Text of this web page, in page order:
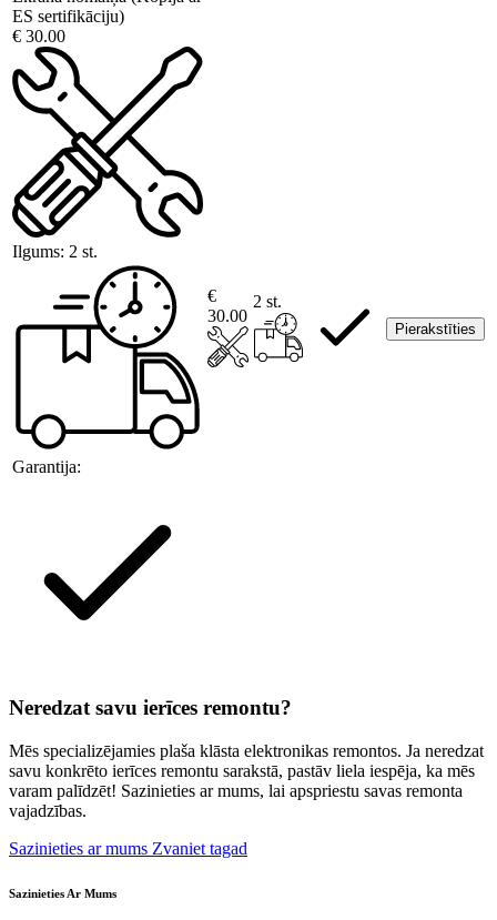
ES sertifikāciju)
€ 30.00
Ilgums: 2 st.
Garantija:
€
30.00
2 st.
Pierakstīties
Neredzat savu ierīces remontu?
Mēs specializējamies plaša klāsta elektronikas remontos. Ja neredzat
savu konkrēto ierīces remontu sarakstā, pastāv liela iespēja, ka mēs
varam palīdzēt! Sazinieties ar mums, lai apspriestu savas remonta
vajadzības.
Sazinieties ar mums Zvaniet tagad
Sazinieties Ar Mums